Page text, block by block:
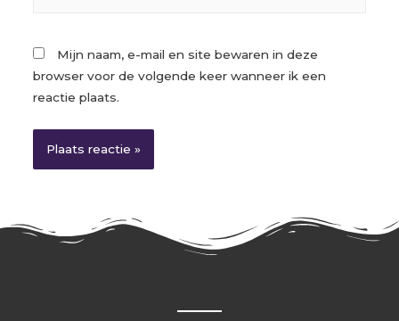
Mijn naam, e-mail en site bewaren in deze
browser voor de volgende keer wanneer ik een
reactie plaats.